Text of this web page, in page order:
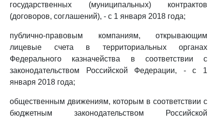
государственных (муниципальных) контрактов
(договоров, соглашений), - с 1 января 2018 года;
публично-правовым компаниям, открывающим
лицевые счета в территориальных органах
Федерального казначейства в соответствии с
законодательством Российской Федерации, - с 1
января 2018 года;
общественным движениям, которым в соответствии с
бюджетным законодательством Российской